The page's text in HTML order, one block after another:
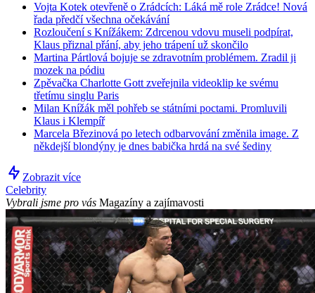
Vojta Kotek otevřeně o Zrádcích: Láká mě role Zrádce! Nová
řada předčí všechna očekávání
Rozloučení s Knížákem: Zdrcenou vdovu museli podpírat,
Klaus přiznal přání, aby jeho trápení už skončilo
Martina Pártlová bojuje se zdravotním problémem. Zradil ji
mozek na pódiu
Zpěvačka Charlotte Gott zveřejnila videoklip ke svému
třetímu singlu Paris
Milan Knížák měl pohřeb se státními poctami. Promluvili
Klaus i Klempíř
Marcela Březinová po letech odbarvování změnila image. Z
někdejší blondýny je dnes babička hrdá na své šediny
Zobrazit více
Celebrity
Vybrali jsme pro vás Magazíny a zajímavosti